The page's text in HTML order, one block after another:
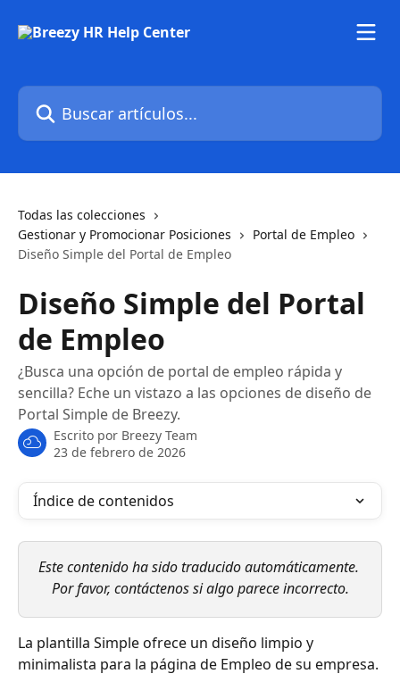
Buscar artículos...
Todas las colecciones
Gestionar y Promocionar Posiciones
Portal de Empleo
Diseño Simple del Portal de Empleo
Diseño Simple del Portal
de Empleo
¿Busca una opción de portal de empleo rápida y
sencilla? Eche un vistazo a las opciones de diseño de
Portal Simple de Breezy.
Escrito por Breezy Team
23 de febrero de 2026
Índice de contenidos
Este contenido ha sido traducido automáticamente.
Por favor, contáctenos si algo parece incorrecto.
La plantilla Simple ofrece un diseño limpio y
minimalista para la página de Empleo de su empresa.